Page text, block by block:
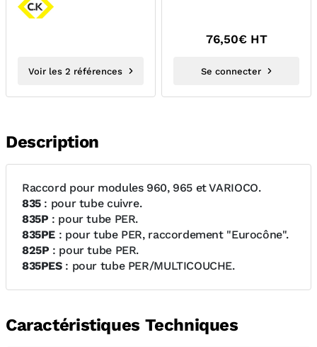
Voir les 2 références
76,50€ HT
Se connecter
Description
Raccord pour modules 960, 965 et VARIOCO.
835: pour tube cuivre.
835P : pour tube PER.
835PE : pour tube PER, raccordement "Eurocône".
825P : pour tube PER.
835PES: pour tube PER/MULTICOUCHE.
Caractéristiques Techniques